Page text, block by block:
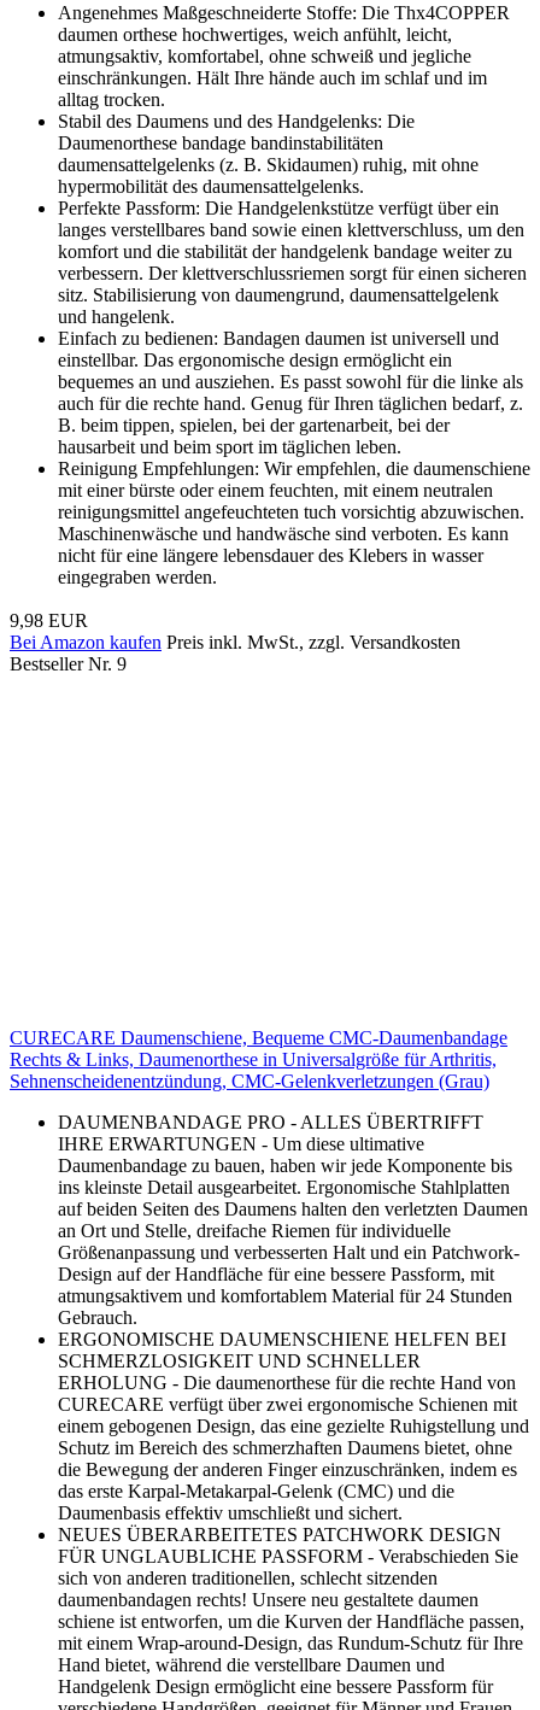
Angenehmes Maßgeschneiderte Stoffe: Die Thx4COPPER
daumen orthese hochwertiges, weich anfühlt, leicht,
atmungsaktiv, komfortabel, ohne schweiß und jegliche
einschränkungen. Hält Ihre hände auch im schlaf und im
alltag trocken.
Stabil des Daumens und des Handgelenks: Die
Daumenorthese bandage bandinstabilitäten
daumensattelgelenks (z. B. Skidaumen) ruhig, mit ohne
hypermobilität des daumensattelgelenks.
Perfekte Passform: Die Handgelenkstütze verfügt über ein
langes verstellbares band sowie einen klettverschluss, um den
komfort und die stabilität der handgelenk bandage weiter zu
verbessern. Der klettverschlussriemen sorgt für einen sicheren
sitz. Stabilisierung von daumengrund, daumensattelgelenk
und hangelenk.
Einfach zu bedienen: Bandagen daumen ist universell und
einstellbar. Das ergonomische design ermöglicht ein
bequemes an und ausziehen. Es passt sowohl für die linke als
auch für die rechte hand. Genug für Ihren täglichen bedarf, z.
B. beim tippen, spielen, bei der gartenarbeit, bei der
hausarbeit und beim sport im täglichen leben.
Reinigung Empfehlungen: Wir empfehlen, die daumenschiene
mit einer bürste oder einem feuchten, mit einem neutralen
reinigungsmittel angefeuchteten tuch vorsichtig abzuwischen.
Maschinenwäsche und handwäsche sind verboten. Es kann
nicht für eine längere lebensdauer des Klebers in wasser
eingegraben werden.
9,98 EUR
Bei Amazon kaufen Preis inkl. MwSt., zzgl. Versandkosten
Bestseller Nr. 9
CURECARE Daumenschiene, Bequeme CMC-Daumenbandage
Rechts & Links, Daumenorthese in Universalgröße für Arthritis,
Sehnenscheidenentzündung, CMC-Gelenkverletzungen (Grau)
DAUMENBANDAGE PRO - ALLES ÜBERTRIFFT
IHRE ERWARTUNGEN - Um diese ultimative
Daumenbandage zu bauen, haben wir jede Komponente bis
ins kleinste Detail ausgearbeitet. Ergonomische Stahlplatten
auf beiden Seiten des Daumens halten den verletzten Daumen
an Ort und Stelle, dreifache Riemen für individuelle
Größenanpassung und verbesserten Halt und ein Patchwork-
Design auf der Handfläche für eine bessere Passform, mit
atmungsaktivem und komfortablem Material für 24 Stunden
Gebrauch.
ERGONOMISCHE DAUMENSCHIENE HELFEN BEI
SCHMERZLOSIGKEIT UND SCHNELLER
ERHOLUNG - Die daumenorthese für die rechte Hand von
CURECARE verfügt über zwei ergonomische Schienen mit
einem gebogenen Design, das eine gezielte Ruhigstellung und
Schutz im Bereich des schmerzhaften Daumens bietet, ohne
die Bewegung der anderen Finger einzuschränken, indem es
das erste Karpal-Metakarpal-Gelenk (CMC) und die
Daumenbasis effektiv umschließt und sichert.
NEUES ÜBERARBEITETES PATCHWORK DESIGN
FÜR UNGLAUBLICHE PASSFORM - Verabschieden Sie
sich von anderen traditionellen, schlecht sitzenden
daumenbandagen rechts! Unsere neu gestaltete daumen
schiene ist entworfen, um die Kurven der Handfläche passen,
mit einem Wrap-around-Design, das Rundum-Schutz für Ihre
Hand bietet, während die verstellbare Daumen und
Handgelenk Design ermöglicht eine bessere Passform für